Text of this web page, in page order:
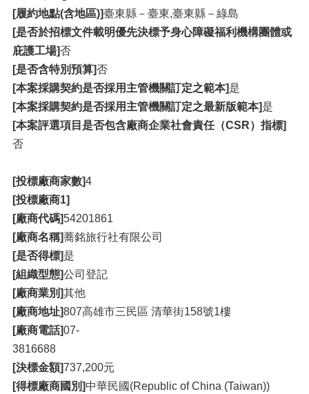
[履約地點(含地區)]臺東縣－臺東,臺東縣－綠島
[是否於招標文件載明優先決標予身心障礙福利機構團體或
庇護工場]否
[是否含特別預算]否
[本案採購契約是否採用主管機關訂定之範本]是
[本案採購契約是否採用主管機關訂定之最新版範本]是
[本案評選項目是否包含廠商企業社會責任（CSR）指標]
否
[投標廠商家數]4
[投標廠商1]
[廠商代碼]54201861
[廠商名稱]蕎銘旅行社有限公司
[是否得標]是
[組織型態]公司登記
[廠商業別]其他
[廠商地址]807高雄市三民區 清華街158號1樓
[廠商電話]07-
3816688
[決標金額]737,200元
[得標廠商國別]中華民國(Republic of China (Taiwan))